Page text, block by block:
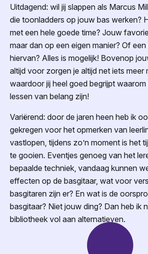
Uitdagend: wil jij slappen als Marcus
die toonladders op jouw bas werken?
met een hele goede time? Jouw
maar dan op een eigen manier? Of
hiervan? Alles is mogelijk! Bovenop
altijd voor zorgen je altijd net iets meer
waardoor jij heel goed begrijpt waarom
lessen van belang zijn!
Variërend: door de jaren heen heb ik
gekregen voor het opmerken van
vastlopen, tijdens zo’n moment is het
te gooien. Eventjes genoeg van het
bepaalde techniek, vandaag kunnen
effecten op de basgitaar, wat voor
basgitaren zijn er? En wat is de
basgitaar? Niet jouw ding? Dan heb ik
bibliotheek vol aan alternatieven.